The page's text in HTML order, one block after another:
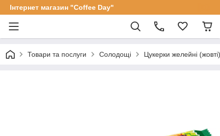
Інтернет магазин "Coffee Day"
Товари та послуги Солодощі Цукерки желейні (жовті)